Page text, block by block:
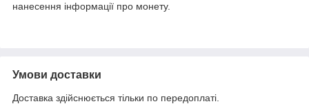
нанесення інформації про монету.
Умови доставки
Доставка здійснюється тільки по передоплаті.